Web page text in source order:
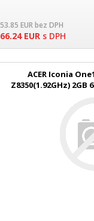
53.85 EURbez DPH
66.24EUR s DPH
ACER Iconia
Z8350(1.92GHz) 2GB